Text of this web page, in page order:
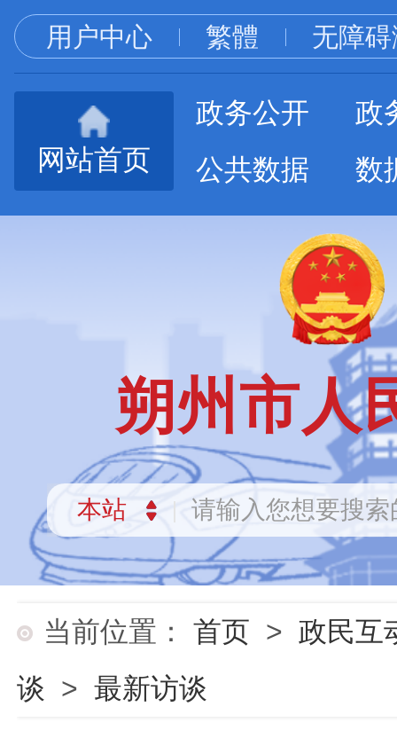
用户中心 繁體 无障
网站首页
政务公开
政
公共数据
数
朔州市人
当前位置： 首页 > 政民互
谈 > 最新访谈